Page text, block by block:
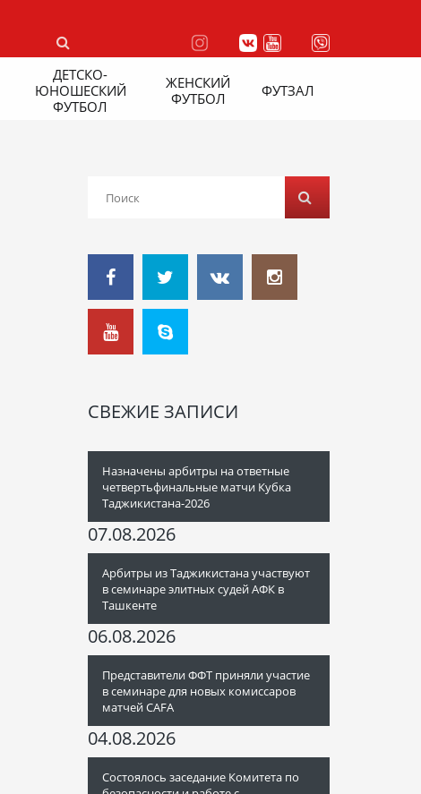
ДЕТСКО-
ЮНОШЕСКИЙ
ФУТБОЛ
ЖЕНСКИЙ
ФУТБОЛ
ФУТЗАЛ
СВЕЖИЕ ЗАПИСИ
Назначены арбитры на ответные
четвертьфинальные матчи Кубка
Таджикистана-2026
07.08.2026
Арбитры из Таджикистана участвуют
в семинаре элитных судей АФК в
Ташкенте
06.08.2026
Представители ФФТ приняли участие
в семинаре для новых комиссаров
матчей CAFA
04.08.2026
Состоялось заседание Комитета по